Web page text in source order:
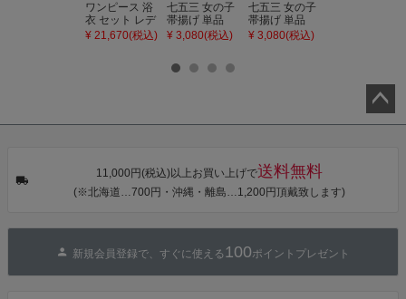
ワンピース 浴
衣 セット レデ
ィース 吸水速
タン・夜の葉
カシュクール
ワンピース 簡
単着付け 大人
¥ 21,670(税込)
七五三 女の子
帯揚げ 単品
「灰桃色」日
びあげ 和装 着
【メール便不
¥ 3,080(税込)
七五三 女の子
帯揚げ 単品
「若葉色」日
【メール便不
¥ 3,080(税込)
KIMONOMAC
【メール便不
ペー
11,000円(税込)以上お買い上げで送料無料
(※北海道…700円・沖縄・離島…1,200円頂戴致します)
新規会員登録で、すぐに使える 100ポイントプレゼント